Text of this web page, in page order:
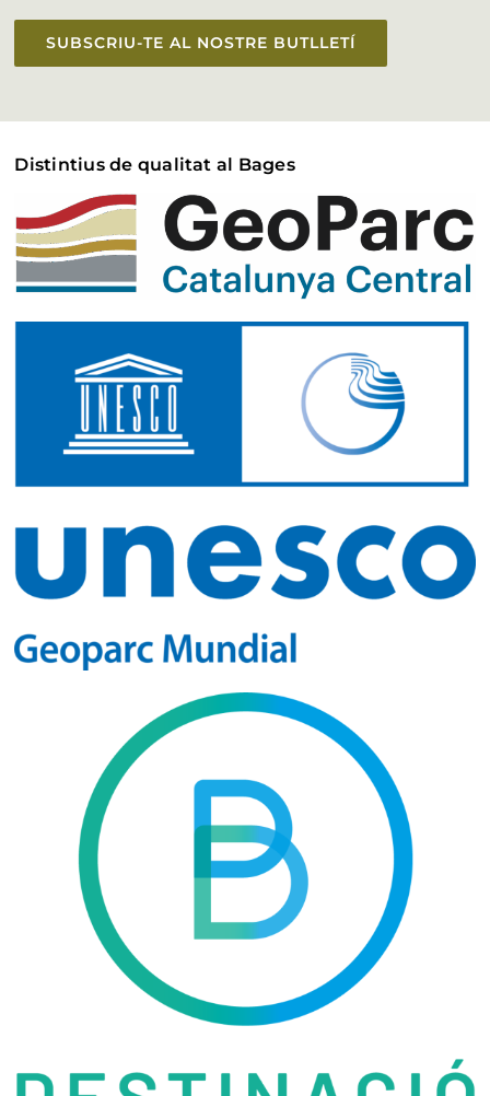
SUBSCRIU-TE AL NOSTRE BUTLLETÍ
Distintius de qualitat al Bages